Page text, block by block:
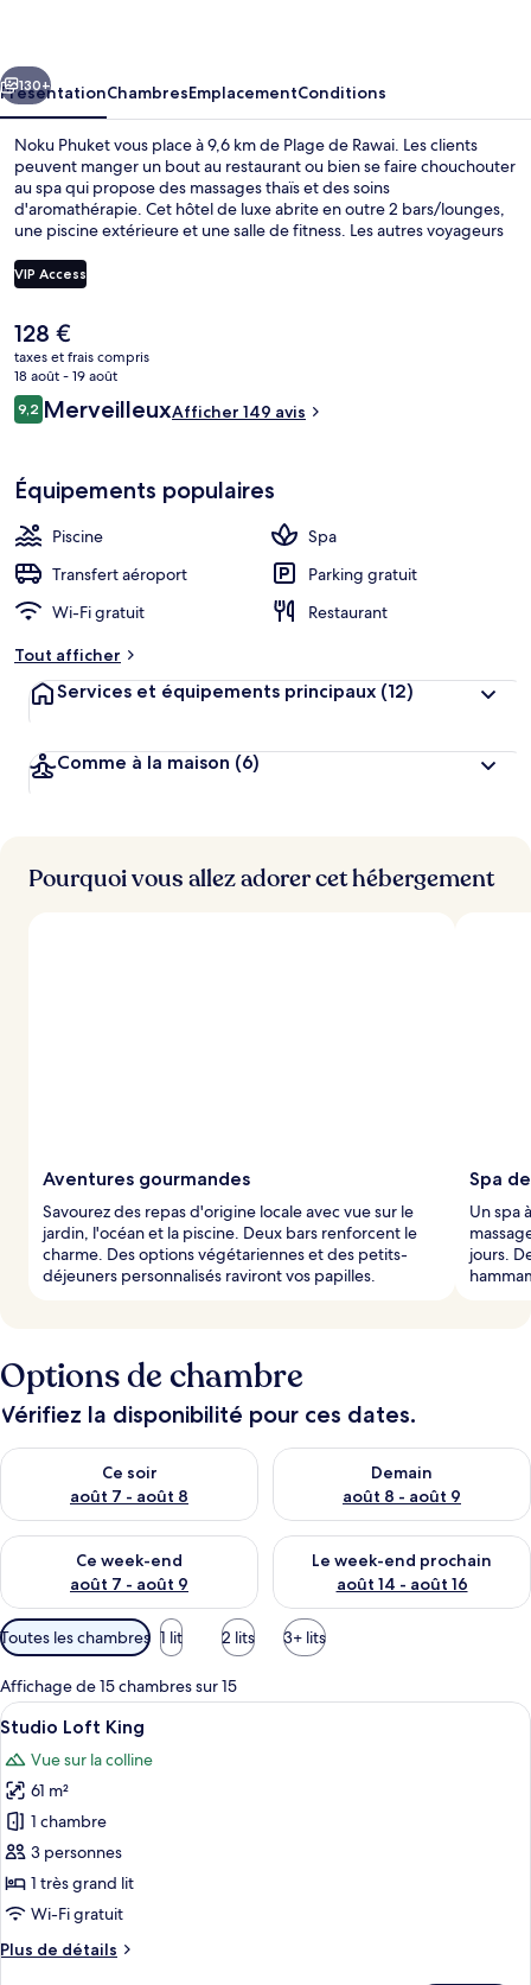
Suivant
130+
PrésentationChambresEmplacementConditions
Noku Phuket vous place à 9,6 km de Plage de Rawai. Les clients
peuvent manger un bout au restaurant ou bien se faire chouchouter
au spa qui propose des massages thaïs et des soins
d'aromathérapie. Cet hôtel de luxe abrite en outre 2 bars/lounges,
une piscine extérieure et une salle de fitness. Les autres voyageurs
VIP Access
Le
prix
actuel
est
de
128 €
taxes et frais compris
18 août - 19 août
Avis
voyageurs
9,29,2 sur 10
MerveilleuxAfficher 149 avis
Équipements populaires
Piscine
Spa
Transfert aéroport
Parking gratuit
Wi-Fi gratuit
Restaurant
Tout afficher
Services et équipements principaux (12)
Comme à la maison (6)
Pourquoi vous allez adorer cet hébergement
Aventures gourmandes
Savourez des repas d'origine locale avec vue sur le
jardin, l'océan et la piscine. Deux bars renforcent le
charme. Des options végétariennes et des petits-
déjeuners personnalisés raviront vos papilles.
Spa
Un spa
jours.
Options de chambre
Vérifiez la disponibilité pour ces dates.
Ce soir
août 7 - août 8
Vérifier la disponibilité pour ce soir août 7 - août 8
Demain
août 8 - août 9
Vérifier la disponibilité pour
Ce week-end
août 7 - août 9
Vérifier la disponibilité pour ce week-end août 7 - août 9
Le week-end prochain
août 14 - août 16
Vérifier la disponibilité pour
Filtres
disponibles
pour
les
chambres
Toutes les chambres 1 lit 2 lits 3+ lits
Affichage de 15 chambres sur 15
Afficher
toutes
les
photos
pour
ce
type
de
chambre :
Studio
Une chambre d’hôtel moderne
7
Studio Loft King
Vue sur la colline
61 m²
1 chambre
3 personnes
1 très grand lit
Wi-Fi gratuit
Plus de détails
Plus